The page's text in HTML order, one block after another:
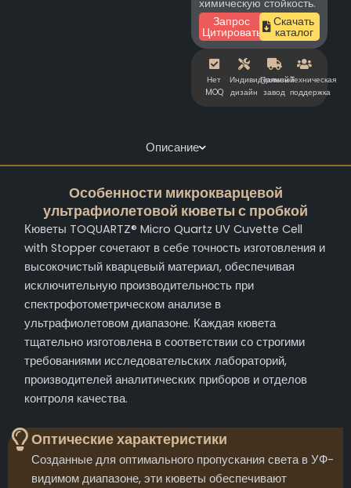
химическую стойкость.
Запрос
Цитировать
Скачать
каталог
Нет
MOQ
Индивидуальный
дизайн
Прямой
завод
Техническая
поддержка
Описание
Особенности микрокварцевой
ультрафиолетовой кюветы с пробкой
Кюветы TOQUARTZ® Micro Quartz UV Cuvette Cell
with Stopper сочетают в себе точность изготовления и
высокочистый кварцевый материал, обеспечивая
исключительную производительность при
спектрофотометрическом анализе в
ультрафиолетовом диапазоне. Каждая кювета
тщательно изготовлена в соответствии со строгими
требованиями исследовательских лабораторий,
производителей аналитических приборов и отделов
контроля качества.
Оптические характеристики
Созданные для оптимального пропускания света в УФ-
видимом диапазоне, эти кюветы обеспечивают